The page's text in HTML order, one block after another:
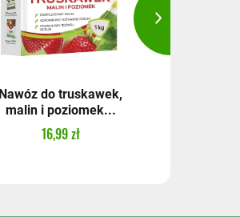
Nawóz do truskawek,
malin i poziomek...
16,99 zł